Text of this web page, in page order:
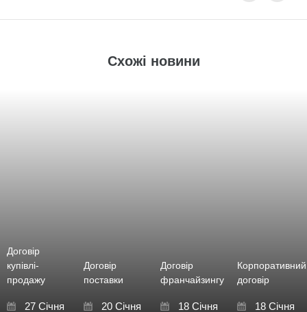
Схожі новини
Договір
купівлі-
продажу
27 Січня
Договір
поставки
20 Січня
Договір
франчайзингу
18 Січня
Корпоративний
договір
18 Січня